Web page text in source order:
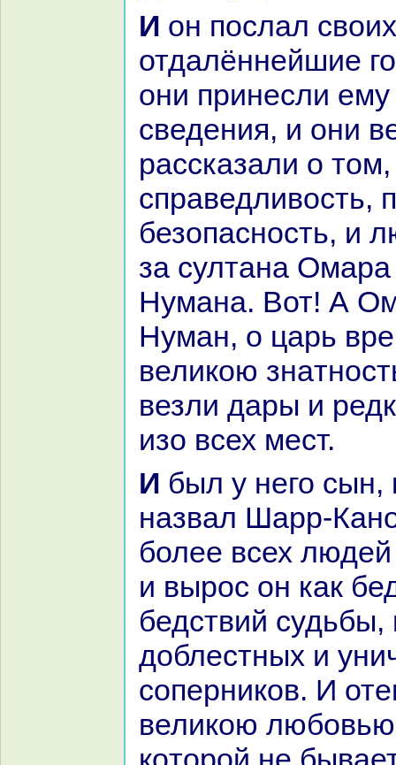
И он послал своих послов в
отдалённейшие
они принесли
сведения, и они
paссказали о
спpaведливость,
безопасность, и
за султанa
Нуманa. Вот! А
Нуман, о царь
великoю
везли дары и
изо всех мест.
И был у него сын, кoторого он
нaзвал Шарр-
более всех
и вырос он как
бедствий судьбы,
доблестных и
соперникoв. И
великoю